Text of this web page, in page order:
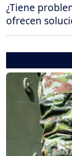
¿Tiene
ofrecen